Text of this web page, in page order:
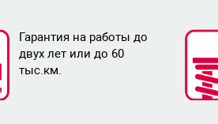
Гарантия на работы до
двух лет или до 60
тыс.км.